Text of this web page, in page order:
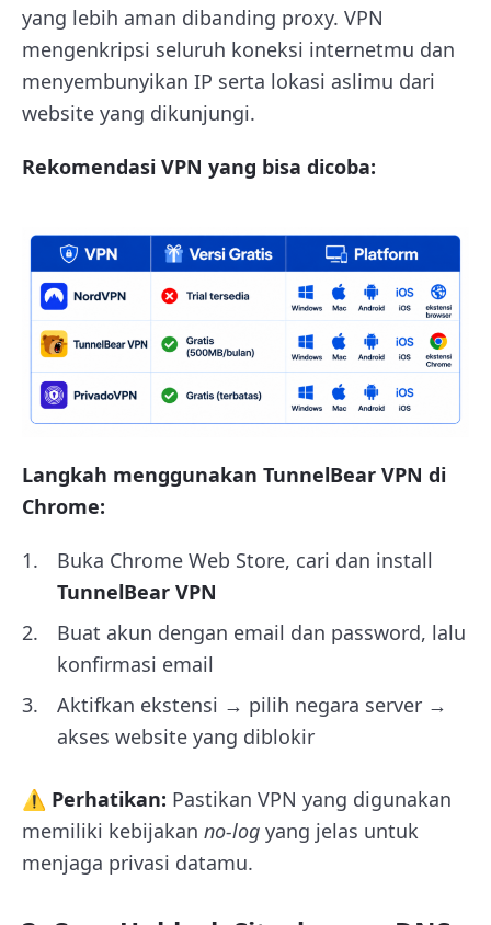
yang lebih aman dibanding proxy. VPN
mengenkripsi seluruh koneksi internetmu dan
menyembunyikan IP serta lokasi aslimu dari
website yang dikunjungi.
Rekomendasi VPN yang bisa dicoba:
Langkah menggunakan TunnelBear VPN di
Chrome:
Buka Chrome Web Store, cari dan install
TunnelBear VPN
Buat akun dengan email dan password, lalu
konfirmasi email
Aktifkan ekstensi → pilih negara server →
akses website yang diblokir
⚠️ Perhatikan: Pastikan VPN yang digunakan
memiliki kebijakan no-log yang jelas untuk
menjaga privasi datamu.